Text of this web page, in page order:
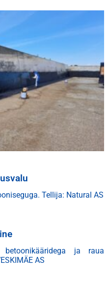
Tellija: Natural AS
betoonikääridega ja raua
AS